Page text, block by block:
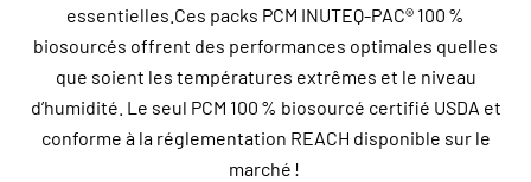
essentielles.Ces packs PCM INUTEQ-PAC® 100 %
biosourcés offrent des performances optimales quelles
que soient les températures extrêmes et le niveau
d’humidité. Le seul PCM 100 % biosourcé certifié USDA et
conforme à la réglementation REACH disponible sur le
marché !